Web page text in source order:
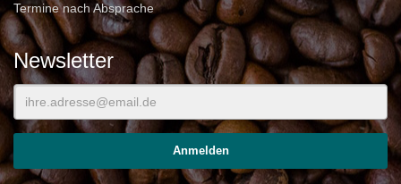
Termine nach Absprache
Newsletter